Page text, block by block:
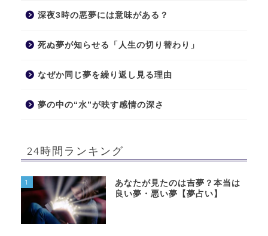
深夜3時の悪夢には意味がある？
死ぬ夢が知らせる「人生の切り替わり」
なぜか同じ夢を繰り返し見る理由
夢の中の“水”が映す感情の深さ
24時間ランキング
1
あなたが見たのは吉夢？本当は
良い夢・悪い夢【夢占い】